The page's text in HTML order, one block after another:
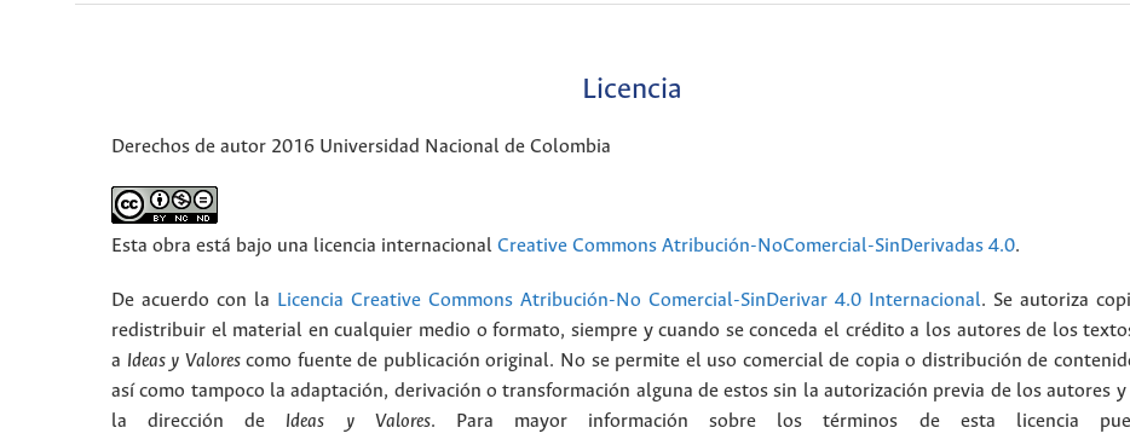
Licencia
Derechos de autor 2016 Universidad Nacional de Colombia
Esta obra está bajo una licencia internacional Creative Commons Atribución-NoComercial-SinDerivadas 4.0.
De acuerdo con la Licencia Creative Commons Atribución-No Comercial-SinDerivar 4.0 Internacional. Se autoriza
redistribuir el material en cualquier medio o formato, siempre y cuando se conceda el crédito a los autores de los
a Ideas y Valorescomo fuente de publicación original. No se permite el uso comercial de copia o distribución de
así como tampoco la adaptación, derivación o transformación alguna de estos sin la autorización previa de los autores y
la dirección de Ideas y Valores. Para mayor información sobre los términos de esta licencia